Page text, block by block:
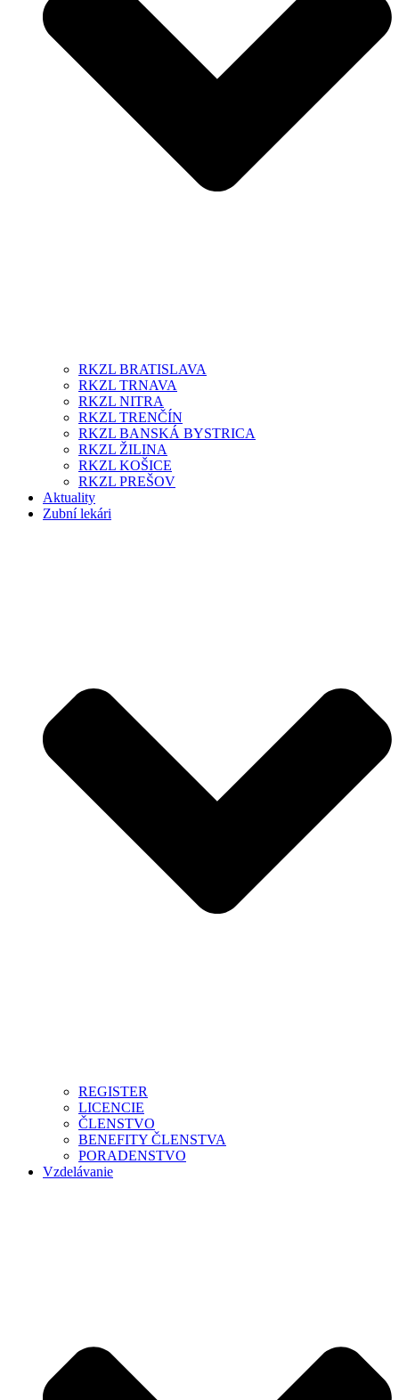
RKZL BRATISLAVA
RKZL TRNAVA
RKZL NITRA
RKZL TRENČÍN
RKZL BANSKÁ BYSTRICA
RKZL ŽILINA
RKZL KOŠICE
RKZL PREŠOV
Aktuality
Zubní lekári
REGISTER
LICENCIE
ČLENSTVO
BENEFITY ČLENSTVA
PORADENSTVO
Vzdelávanie